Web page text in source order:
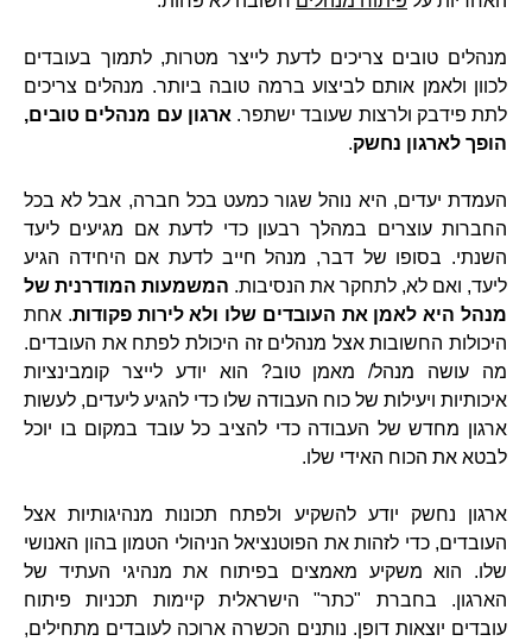
מנהלים טובים צריכים לדעת לייצר מטרות, לתמוך בעובדים
לכוון ולאמן אותם לביצוע ברמה טובה ביותר. מנהלים צריכים
לתת פידבק ולרצות שעובד ישתפר. ארגון עם מנהלים טובים,
הופך לארגון נחשק.
העמדת יעדים, היא נוהל שגור כמעט בכל חברה, אבל לא בכל
החברות עוצרים במהלך רבעון כדי לדעת אם מגיעים ליעד
השנתי. בסופו של דבר, מנהל חייב לדעת אם היחידה הגיע
ליעד, ואם לא, לתחקר את הנסיבות. המשמעות המודרנית של
מנהל היא לאמן את העובדים שלו ולא לירות פקודות. אחת
היכולות החשובות אצל מנהלים זה היכולת לפתח את העובדים.
מה עושה מנהל/ מאמן טוב? הוא יודע לייצר קומבינציות
איכותיות ויעילות של כוח העבודה שלו כדי להגיע ליעדים, לעשות
ארגון מחדש של העבודה כדי להציב כל עובד במקום בו יוכל
לבטא את הכוח האידי שלו.
ארגון נחשק יודע להשקיע ולפתח תכונות מנהיגותיות אצל
העובדים, כדי לזהות את הפוטנציאל הניהולי הטמון בהון האנושי
שלו. הוא משקיע מאמצים בפיתוח את מנהיגי העתיד של
הארגון. בחברת "כתר" הישראלית קיימות תכניות פיתוח
עובדים יוצאות דופן. נותנים הכשרה ארוכה לעובדים מתחילים,